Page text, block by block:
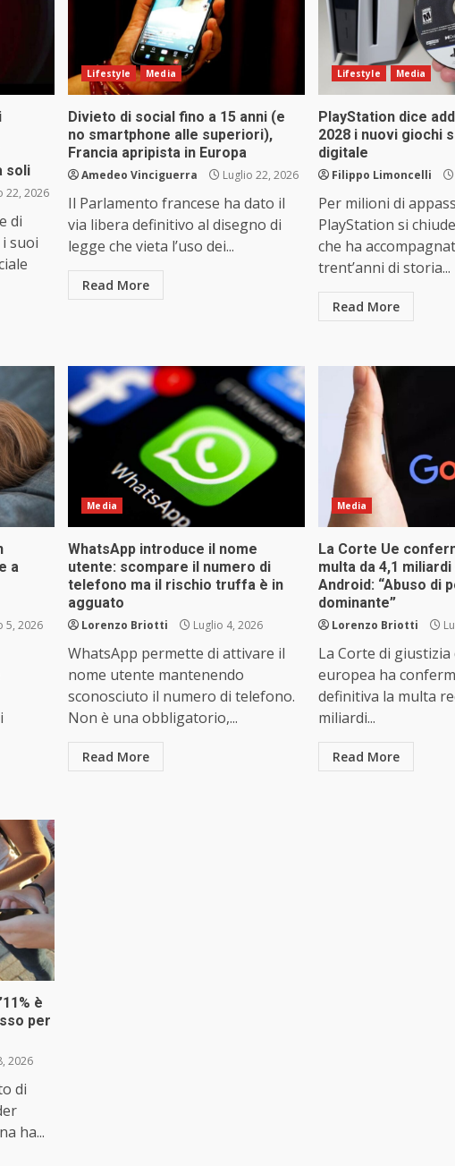
soli
22, 2026
di
suoi
Lifestyle Media
Divieto di social fino a 15 anni (e
no smartphone alle superiori),
Francia apripista in Europa
Amedeo Vinciguerra Luglio 22, 2026
Il Parlamento francese ha dato il
via libera definitivo al disegno di
legge che vieta l’uso dei...
Read More
Lifestyle Media
PlayStation dice
2028 i nuovi giochi
digitale
Filippo Limoncelli
Per milioni di
PlayStation si
che ha
trent’anni di storia...
Read More
a
5, 2026
Media
WhatsApp introduce il nome
utente: scompare il numero di
telefono ma il rischio truffa è in
agguato
Lorenzo Briotti Luglio 4, 2026
WhatsApp permette di attivare il
nome utente mantenendo
sconosciuto il numero di telefono.
Non è una obbligatorio,...
Read More
Media
La Corte Ue
multa da 4,1
Android: “Abuso di
dominante”
Lorenzo Briotti
La Corte di giustizia
europea ha
definitiva la multa
miliardi...
Read More
è
per
2026
di
ha...